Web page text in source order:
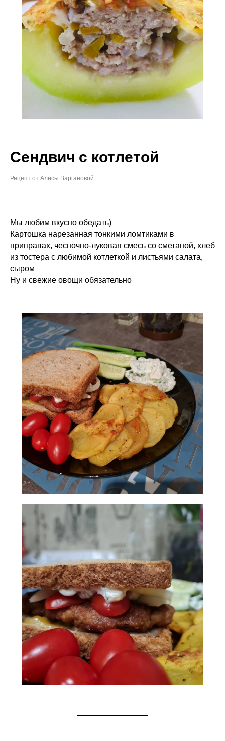
Сендвич с котлетой
Рецепт от Алисы Варгановой
Мы любим вкусно обедать)
Картошка нарезанная тонкими ломтиками в
приправах, чесночно-луковая смесь со сметаной, хлеб
из тостера с любимой котлеткой и листьями салата,
сыром
Ну и свежие овощи обязательно